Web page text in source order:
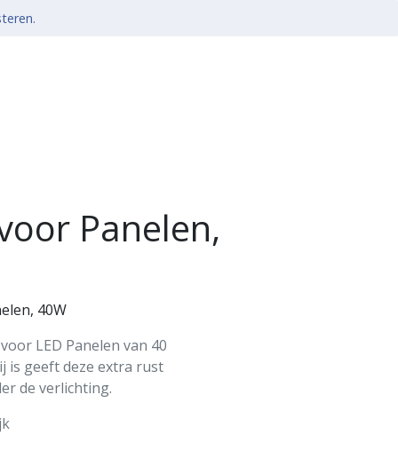
Panelen,
40W
LED Panelen van 40
is geeft deze extra rust
de verlichting.